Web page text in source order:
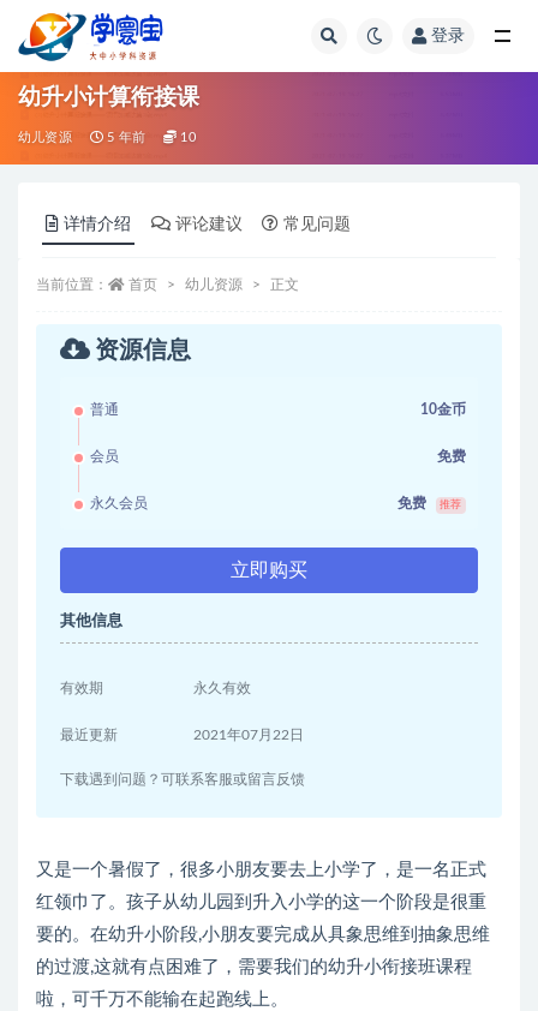
登录
幼升小计算衔接课
幼儿资源 5 年前 10
详情介绍 评论建议 常见问题
当前位置： 首页 幼儿资源 正文
资源信息
普通 10金币
会员 免费
永久会员 免费 推荐
立即购买
其他信息
有效期 永久有效
最近更新 2021年07月22日
下载遇到问题？可联系客服或留言反馈
又是一个暑假了，很多小朋友要去上小学了，是一名正式
红领巾了。孩子从幼儿园到升入小学的这一个阶段是很重
要的。在幼升小阶段,小朋友要完成从具象思维到抽象思维
的过渡,这就有点困难了，需要我们的幼升小衔接班课程
啦，可千万不能输在起跑线上。
全部